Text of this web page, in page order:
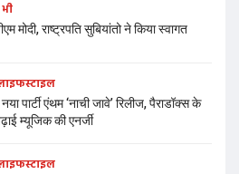
मोदी, राष्ट्रपति सुबियांतो ने किया स्वागत
पार्टी एंथम ‘नाची जावे’ रिलीज, पैराडॉक्स के
म्यूजिक की एनर्जी